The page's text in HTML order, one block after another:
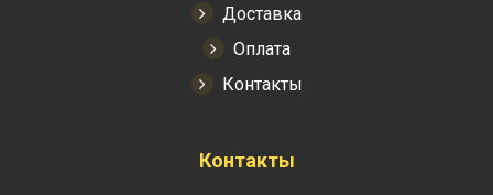
Доставка
Оплата
Контакты
Контакты